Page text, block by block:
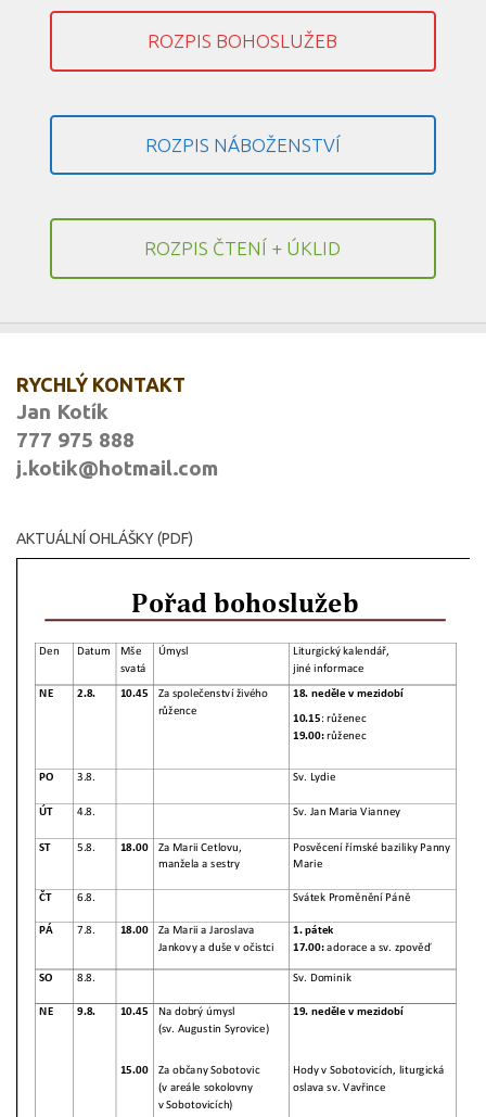
ROZPIS BOHOSLUŽEB
ROZPIS NÁBOŽENSTVÍ
ROZPIS ČTENÍ + ÚKLID
RYCHLÝ KONTAKT
Jan Kotík
777 975 888
j.kotik@hotmail.com
AKTUÁLNÍ OHLÁŠKY (PDF)